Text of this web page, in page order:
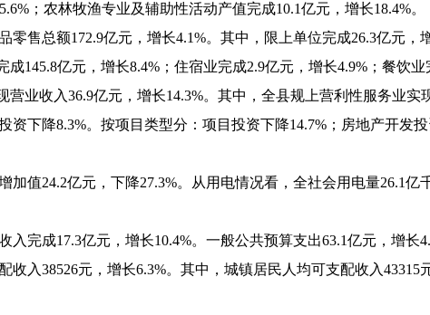
；农林牧渔专业及辅助性活动产值完成10.1亿元，增长18.4%。
总额172.9亿元，增长4.1%。其中，限上单位完成26.3亿元，
145.8亿元，增长8.4%；住宿业完成2.9亿元，增长4.9%；餐饮业
收入36.9亿元，增长14.3%。其中，全县规上营利性服务业实现
降8.3%。按项目类型分：项目投资下降14.7%；房地产开发
24.2亿元，下降27.3%。从用电情况看，全社会用电量26.1亿
成17.3亿元，增长10.4%。一般公共预算支出63.1亿元，增长
38526元，增长6.3%。其中，城镇居民人均可支配收入43315